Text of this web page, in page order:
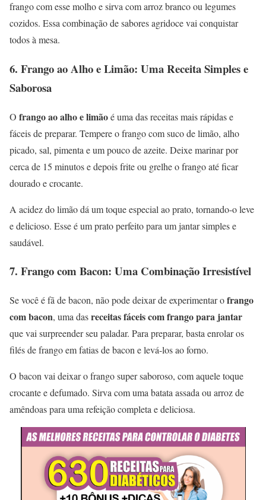
frango com esse molho e sirva com arroz branco ou legumes
cozidos. Essa combinação de sabores agridoce vai conquistar
todos à mesa.
6. Frango ao Alho e Limão: Uma Receita Simples e
Saborosa
O frango ao alho e limãoé uma das receitas mais rápidas e
fáceis de preparar. Tempere o frango com suco de limão, alho
picado, sal, pimenta e um pouco de azeite. Deixe marinar por
cerca de 15 minutos e depois frite ou grelhe o frango até ficar
dourado e crocante.
A acidez do limão dá um toque especial ao prato, tornando-o leve
e delicioso. Esse é um prato perfeito para um jantar simples e
saudável.
7. Frango com Bacon: Uma Combinação Irresistível
Se você é fã de bacon, não pode deixar de experimentar ofrango
com bacon, uma dasreceitas fáceis com frango para jantar
que vai surpreender seu paladar. Para preparar, basta enrolar os
filés de frango em fatias de bacon e levá-los ao forno.
O bacon vai deixar o frango super saboroso, com aquele toque
crocante e defumado. Sirva com uma batata assada ou arroz de
amêndoas para uma refeição completa e deliciosa.